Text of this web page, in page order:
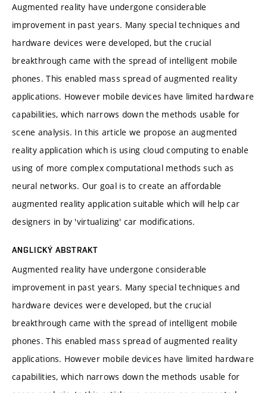
Augmented reality have undergone considerable
improvement in past years. Many special techniques and
hardware devices were developed, but the crucial
breakthrough came with the spread of intelligent mobile
phones. This enabled mass spread of augmented reality
applications. However mobile devices have limited hardware
capabilities, which narrows down the methods usable for
scene analysis. In this article we propose an augmented
reality application which is using cloud computing to enable
using of more complex computational methods such as
neural networks. Our goal is to create an affordable
augmented reality application suitable which will help car
designers in by 'virtualizing' car modifications.
ANGLICKÝ ABSTRAKT
Augmented reality have undergone considerable
improvement in past years. Many special techniques and
hardware devices were developed, but the crucial
breakthrough came with the spread of intelligent mobile
phones. This enabled mass spread of augmented reality
applications. However mobile devices have limited hardware
capabilities, which narrows down the methods usable for